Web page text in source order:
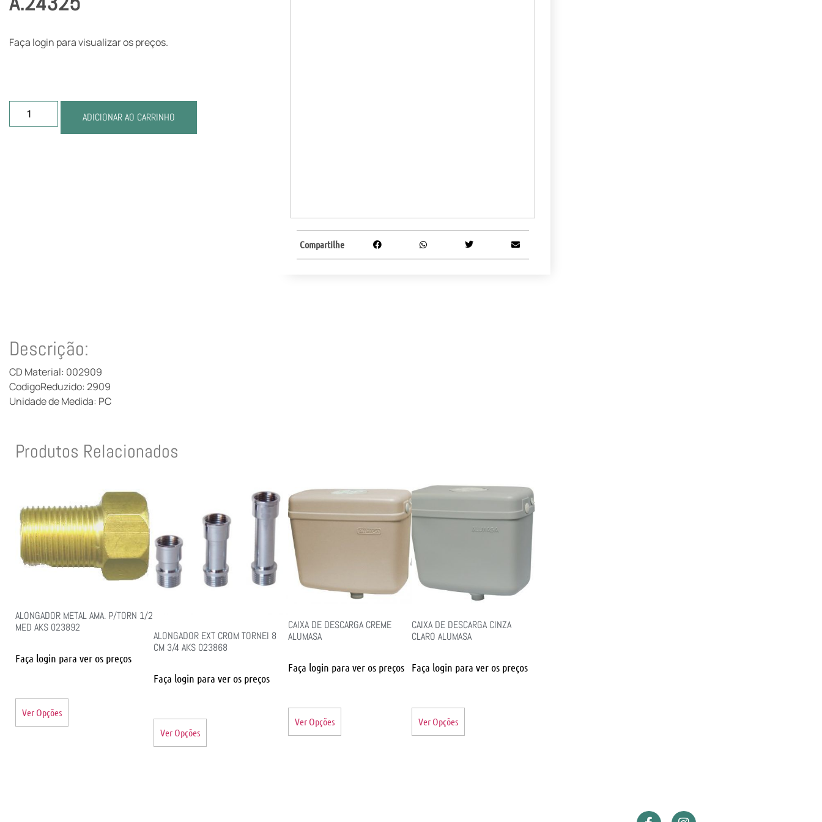
Faça login para visualizar os preços.
ADICIONAR AO CARRINHO
Compartilhe
Descrição:
CD Material: 002909
CodigoReduzido: 2909
Unidade de Medida: PC
Produtos Relacionados
ALONGADOR METAL AMA. P/TORN 1/2
MED AKS 023892
Faça login para ver os preços
Ver Opções
ALONGADOR EXT CROM TORNEI 8
CM 3/4 AKS 023868
Faça login para ver os preços
Ver Opções
CAIXA DE DESCARGA CREME
ALUMASA
Faça login para ver os preços
Ver Opções
CAIXA DE DESCARGA CINZA
CLARO ALUMASA
Faça login para ver os preços
Ver Opções